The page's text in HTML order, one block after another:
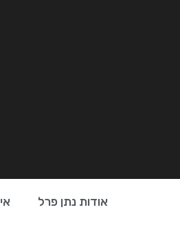
אודות נתן פרל